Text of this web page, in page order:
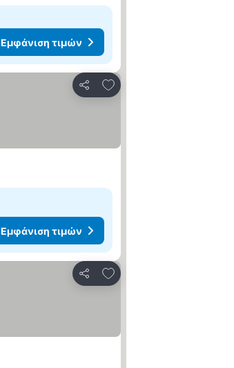
Εμφάνιση τιμών
Κοινοποίηση
Προσθήκη στα αγαπημένα
Εμφάνιση τιμών
Κοινοποίηση
Προσθήκη στα αγαπημένα